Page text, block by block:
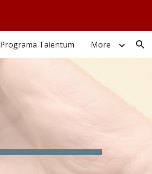
Programa Talentum More